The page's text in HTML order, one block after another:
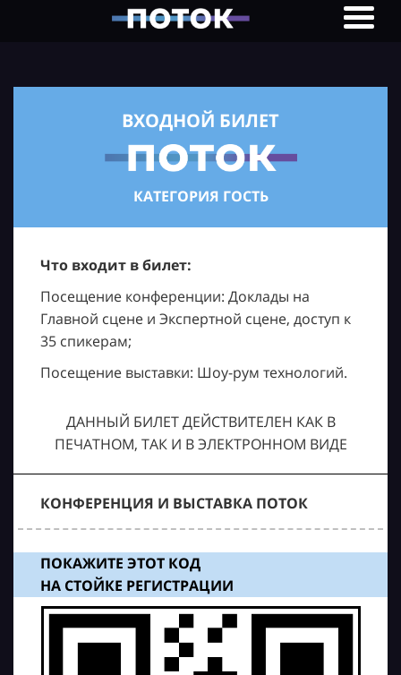
ВХОДНОЙ БИЛЕТ
КАТЕГОРИЯ ГОСТЬ
Что входит в билет:
Посещение конференции: Доклады на
Главной сцене и Экспертной сцене, доступ к
35 спикерам;
Посещение выставки: Шоу-рум технологий.
ДАННЫЙ БИЛЕТ ДЕЙСТВИТЕЛЕН КАК В
ПЕЧАТНОМ, ТАК И В ЭЛЕКТРОННОМ ВИДЕ
КОНФЕРЕНЦИЯ И ВЫСТАВКА ПОТОК
ПОКАЖИТЕ ЭТОТ КОД
НА СТОЙКЕ РЕГИСТРАЦИИ